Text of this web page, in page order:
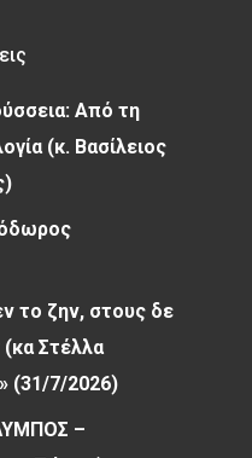
Από τη
(κ. Βασίλειος
το ζην, στους δε
Στέλλα
(31/7/2026)
–